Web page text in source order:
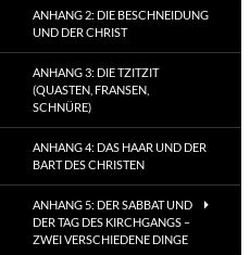
ANHANG 2: DIE BESCHNEIDUNG
UND DER CHRIST
ANHANG 3: DIE TZITZIT
(QUASTEN, FRANSEN,
SCHNÜRE)
ANHANG 4: DAS HAAR UND DER
BART DES CHRISTEN
ANHANG 5: DER SABBAT UND
DER TAG DES KIRCHGANGS –
ZWEI VERSCHIEDENE DINGE